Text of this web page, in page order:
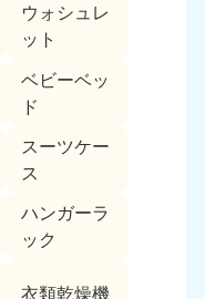
ウォシュレ
ット
ベビーベッ
ド
スーツケー
ス
ハンガーラ
ック
衣類乾燥機